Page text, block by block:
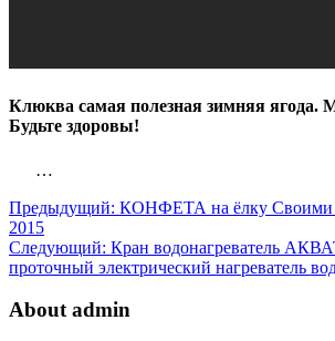
Клюква самая полезная зимняя ягода.
Будьте здоровы!
…
Предыдущий: КОНФЕТА на ёлку Своими
2015
Следующий: Кран водонагреватель
проточный электрический нагреватель
About admin